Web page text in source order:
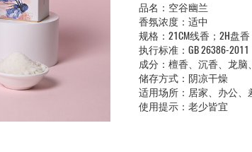
品名：空谷幽兰
香氛浓度：适中
规格：21CM线香；2H盘香
执行标准：GB 26386-2011
成分：檀香、沉香、龙脑
储存方式：阴凉干燥
适用场所：居家、办公、
使用提示：老少皆宜